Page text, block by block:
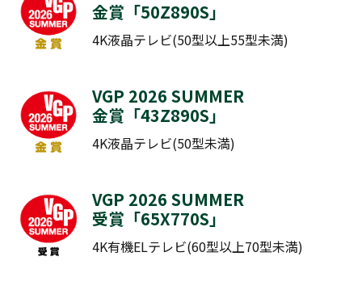
金賞「50Z890S」
4K液晶テレビ(50型以上55型未満)
VGP 2026 SUMMER
金賞「43Z890S​​​​​​」
4K液晶テレビ(50型未満)
VGP 2026 SUMMER
受賞「65X770S​​​​​​」
4K有機ELテレビ(60型以上70型未満)